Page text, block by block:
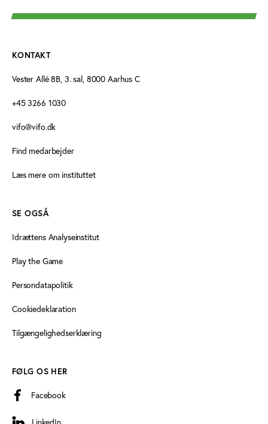
KONTAKT
Vester Allé 8B, 3. sal, 8000 Aarhus C
+45 3266 1030
vifo@vifo.dk
Find medarbejder
Læs mere om instituttet
SE OGSÅ
Idrættens Analyseinstitut
Play the Game
Persondatapolitik
Cookiedeklaration
Tilgængelighedserklæring
FØLG OS HER
Facebook